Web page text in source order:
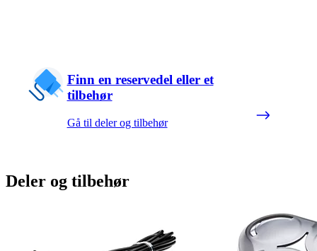
Finn en reservedel eller et
tilbehør
Gå til deler og tilbehør
Deler og tilbehør